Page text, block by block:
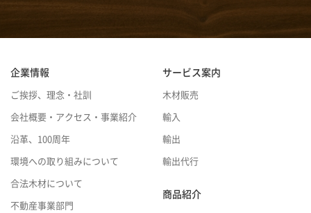
企業情報
ご挨拶、理念・社訓
会社概要・アクセス・事業紹介
沿革、100周年
環境への取り組みについて
合法木材について
不動産事業部門
サービス案内
木材販売
輸入
輸出
輸出代行
商品紹介